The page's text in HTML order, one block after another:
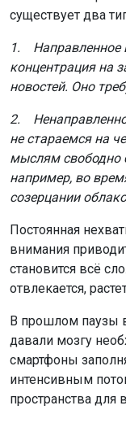
существует два
1. Направленное
концентрация на
новостей. Оно
2.
не стараемся на
мыслям свободно
например, во
созерцании
Постоянная
внимания
становится всё
отвлекается,
В прошлом паузы
давали мозгу
смартфоны
интенсивным
пространства для